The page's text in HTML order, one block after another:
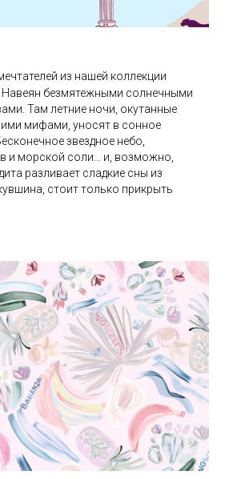
из нашей коллекции
безмятежными солнечными
Там летние ночи, окутанные
мифами, уносят в сонное
звездное небо,
и морской соли… и, возможно,
разливает сладкие сны из
стоит только прикрыть